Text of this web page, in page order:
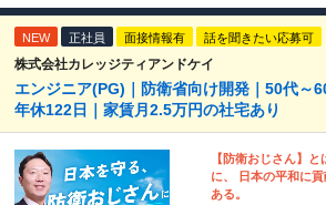
NEW 正社員 面接情報有 話を聞きたい応募可
株式会社カレッジティアンドケイ
エンジニア(PG)｜防衛省向け開発｜50代～
年休122日｜家賃月2.5万円の社宅あり
【防衛おじさん】
に、 日本の平和に
ある。